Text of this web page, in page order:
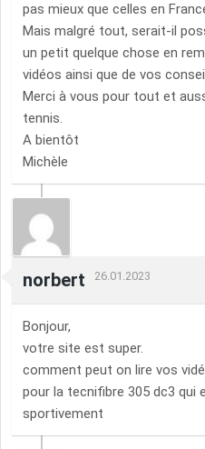
pas mieux que celles en
Mais malgré tout, serait-il
un petit quelque chose en
vidéos ainsi que de vos
Merci à vous pour tout et
tennis.
A bientôt
Michèle
norbert 26.01.2023
Bonjour,
votre site est super.
comment peut on lire vos
pour la tecnifibre 305 dc3 qui
sportivement